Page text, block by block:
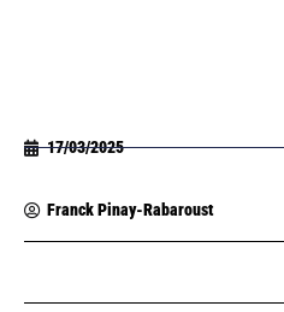
17/03/2025
Franck Pinay-Rabaroust